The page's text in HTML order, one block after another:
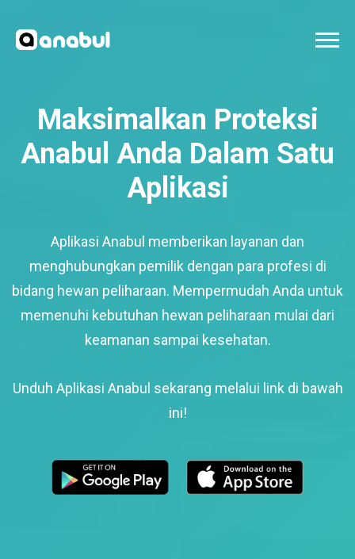
Maksimalkan Proteksi
Anabul Anda Dalam Satu
Aplikasi
Aplikasi Anabul memberikan layanan dan
menghubungkan pemilik dengan para profesi di
bidang hewan peliharaan. Mempermudah Anda untuk
memenuhi kebutuhan hewan peliharaan mulai dari
keamanan sampai kesehatan.
Unduh Aplikasi Anabul sekarang melalui link di bawah
ini!